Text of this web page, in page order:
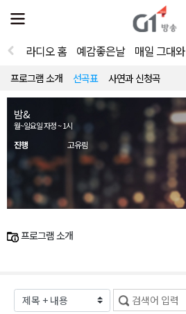
전
체
뉴
열
라디오 홈 예감좋은날 매일 그대와
프로그램 소개 선곡표 사연과 신청곡
밤&
월~일요일 자정 ~ 1시
진행 고유림
프로그램 소개